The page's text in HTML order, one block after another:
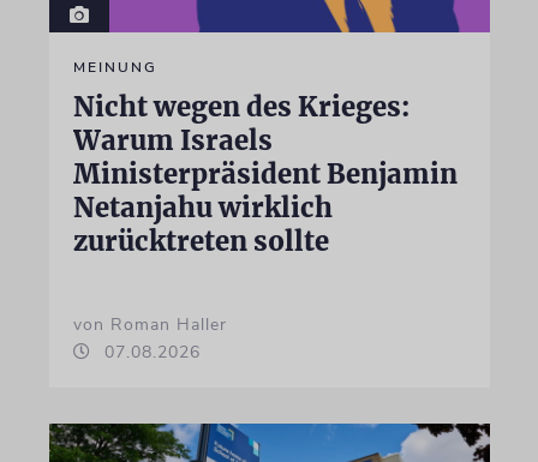
MEINUNG
Nicht wegen des Krieges:
Warum Israels
Ministerpräsident Benjamin
Netanjahu wirklich
zurücktreten sollte
von Roman Haller
07.08.2026